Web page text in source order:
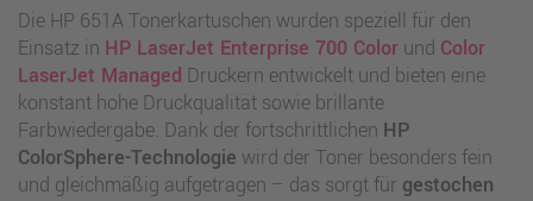
Die HP 651A Tonerkartuschen wurden speziell für den
Einsatz in HP LaserJet Enterprise 700 Colorund Color
LaserJet Managed Druckern entwickelt und bieten eine
konstant hohe Druckqualität sowie brillante
Farbwiedergabe. Dank der fortschrittlichen HP
ColorSphere-Technologie wird der Toner besonders fein
und gleichmäßig aufgetragen – das sorgt für gestochen